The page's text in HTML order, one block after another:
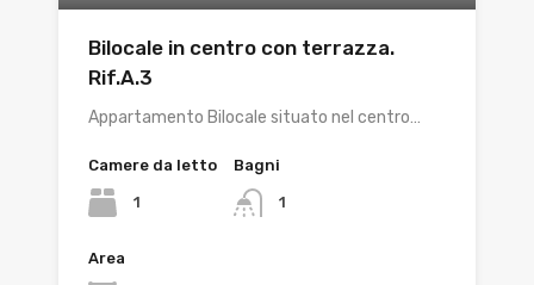
Bilocale in centro con terrazza.
Rif.A.3
Appartamento Bilocale situato nel centro…
Camere da letto
1
Bagni
1
Area